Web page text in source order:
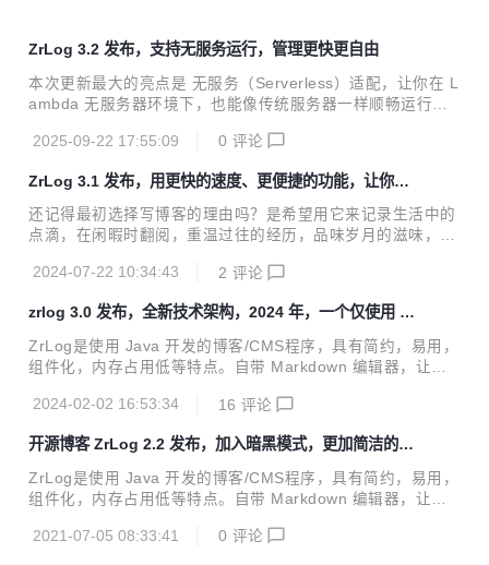
ZrLog 3.2 发布，支持无服务运行，管理更快更自由
本次更新最大的亮点是 无服务（Serverless）适配，让你在 L
ambda 无服务器环境下，也能像传统服务器一样顺畅运行。
g 3.2 起新增 Lambda 部署，并配合 Cloudflare Pages 服务
费用），让你的网站更加稳定 上了 AWS Lambda 后，无需担
心服务稳定性，轻松实现 99.99% 可用率，随时随地、任何设
备，都能记录并分享你的想法或思考 3.2.0 变更记录 新特性
dn 托管...
2025-09-22 17:55:09 0 评论
ZrLog 3.1 发布，用更快的速度、更便捷的功能，让你的
记录更生动
还记得最初选择写博客的理由吗？是希望用它来记录生活中的
点滴，在闲暇时翻阅，重温过往的经历，品味岁月的滋味，还
配合 CDN 或 GitHub Pages 服务实现动静结合，轻松实现无
轻盈、快速。 ZrLog 3.1 带着满满的诚意和升级而来，它不仅
在性能上有了显著提升，更带来了许多实用的功能改进，致力
于为用户提供更便捷、高效的写作体验，让每个人都能更轻松
渲染优化: 服务端直接插入页面所需数据，大幅提升管理后台
2024-07-22 10:34:43 2 评论
zrlog 3.0 发布，全新技术架构，2024 年，一个仅使用 64
m 内存就可以正常运行的博客系统
ZrLog是使用 Java 开发的博客/CMS程序，具有简约，易用，
组件化，内存占用低等特点。自带 Markdown 编辑器，让更
上。 ZrLog 3.0 版本起因 ZrLog 从14年开始使用 JFinal 作为
框架并不复杂，很适合中小企业使用，最近有网友反映 ZrLog
在较新的 Java 容器里面无法正常使用，才发现原来 java ee
迁移到 jakarta ee，已经是三年多前的事情，Spring Boot 在
2024-02-02 16:53:34 16 评论
开源博客 ZrLog 2.2 发布，加入暗黑模式，更加简洁的管
理界面
ZrLog是使用 Java 开发的博客/CMS程序，具有简约，易用，
组件化，内存占用低等特点。自带 Markdown 编辑器，让更
上。 ZrLog 从开始使用 bootstrap 作为主要的前端框架都用
2021-07-05 08:33:41 0 评论